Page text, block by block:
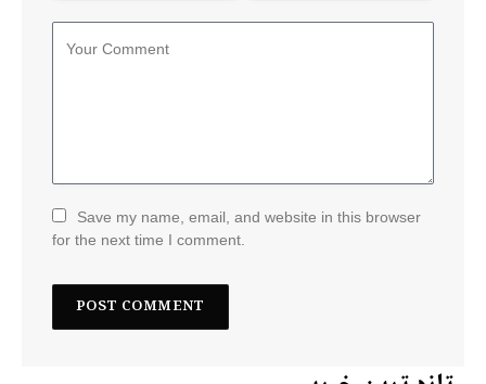
Save my name, email, and website in this browser
for the next time I comment.